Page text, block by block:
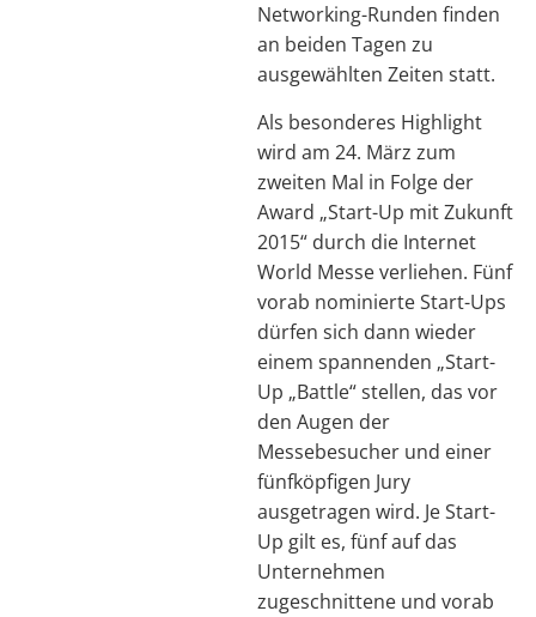
Networking-Runden finden
an beiden Tagen zu
ausgewählten Zeiten statt.
Als besonderes Highlight
wird am 24. März zum
zweiten Mal in Folge der
Award „Start-Up mit Zukunft
2015“ durch die Internet
World Messe verliehen. Fünf
vorab nominierte Start-Ups
dürfen sich dann wieder
einem spannenden „Start-
Up „Battle“ stellen, das vor
den Augen der
Messebesucher und einer
fünfköpfigen Jury
ausgetragen wird. Je Start-
Up gilt es, fünf auf das
Unternehmen
zugeschnittene und vorab